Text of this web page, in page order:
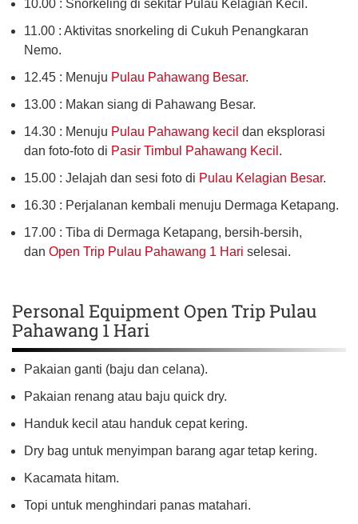
10.00 : Snorkeling di sekitar Pulau Kelagian Kecil.
11.00 : Aktivitas snorkeling di Cukuh Penangkaran
Nemo.
12.45 : Menuju Pulau Pahawang Besar.
13.00 : Makan siang di Pahawang Besar.
14.30 : Menuju Pulau Pahawang kecil dan eksplorasi
dan foto-foto di Pasir Timbul Pahawang Kecil .
15.00 : Jelajah dan sesi foto di Pulau Kelagian Besar.
16.30 : Perjalanan kembali menuju Dermaga Ketapang.
17.00 : Tiba di Dermaga Ketapang, bersih-bersih,
dan Open Trip Pulau Pahawang 1 Hari selesai.
Personal Equipment Open Trip Pulau
Pahawang 1 Hari
Pakaian ganti (baju dan celana).
Pakaian renang atau baju quick dry.
Handuk kecil atau handuk cepat kering.
Dry bag untuk menyimpan barang agar tetap kering.
Kacamata hitam.
Topi untuk menghindari panas matahari.